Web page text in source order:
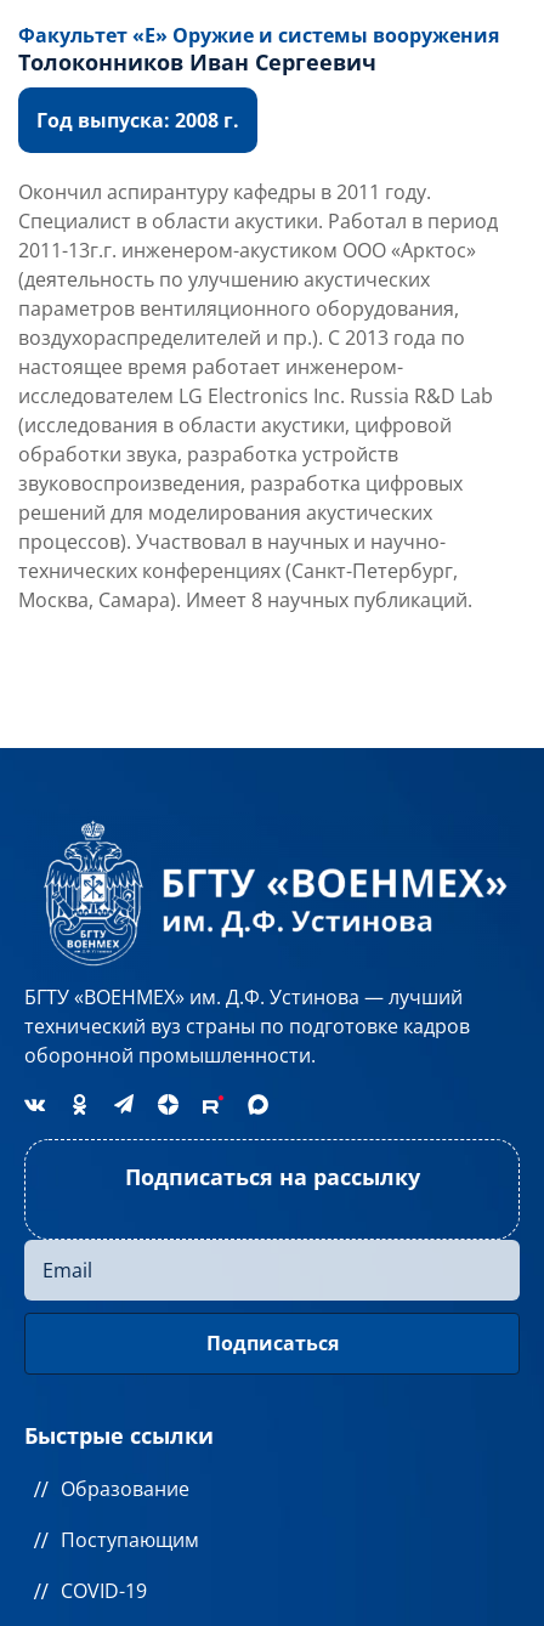
Факультет «Е» Оружие и системы вооружения
Толоконников Иван Сергеевич
Год выпуска: 2008 г.
Окончил аспирантуру кафедры в 2011 году.
Специалист в области акустики. Работал в период
2011-13г.г. инженером-акустиком ООО «Арктос»
(деятельность по улучшению акустических
параметров вентиляционного оборудования,
воздухораспределителей и пр.). С 2013 года по
настоящее время работает инженером-
исследователем LG Electronics Inc. Russia R&D Lab
(исследования в области акустики, цифровой
обработки звука, разработка устройств
звуковоспроизведения, разработка цифровых
решений для моделирования акустических
процессов). Участвовал в научных и научно-
технических конференциях (Санкт-Петербург,
Москва, Самара). Имеет 8 научных публикаций.
БГТУ «ВОЕНМЕХ» им. Д.Ф. Устинова — лучший
технический вуз страны по подготовке кадров
оборонной промышленности.
Подписаться на рассылку
Быстрые ссылки
Образование
Поступающим
COVID-19